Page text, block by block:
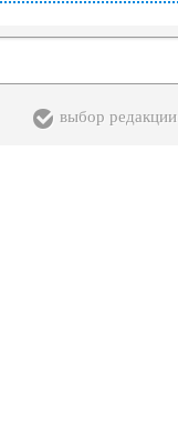
выбор редакции